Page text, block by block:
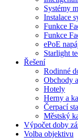
Systémy
Instalace
Funkce
Funkce
ePoE
Starlight
Řešení
Rodinné
Obchody
Hotely
Herny a
Čerpací
Městský
Výpočet doby
Volba objektivu